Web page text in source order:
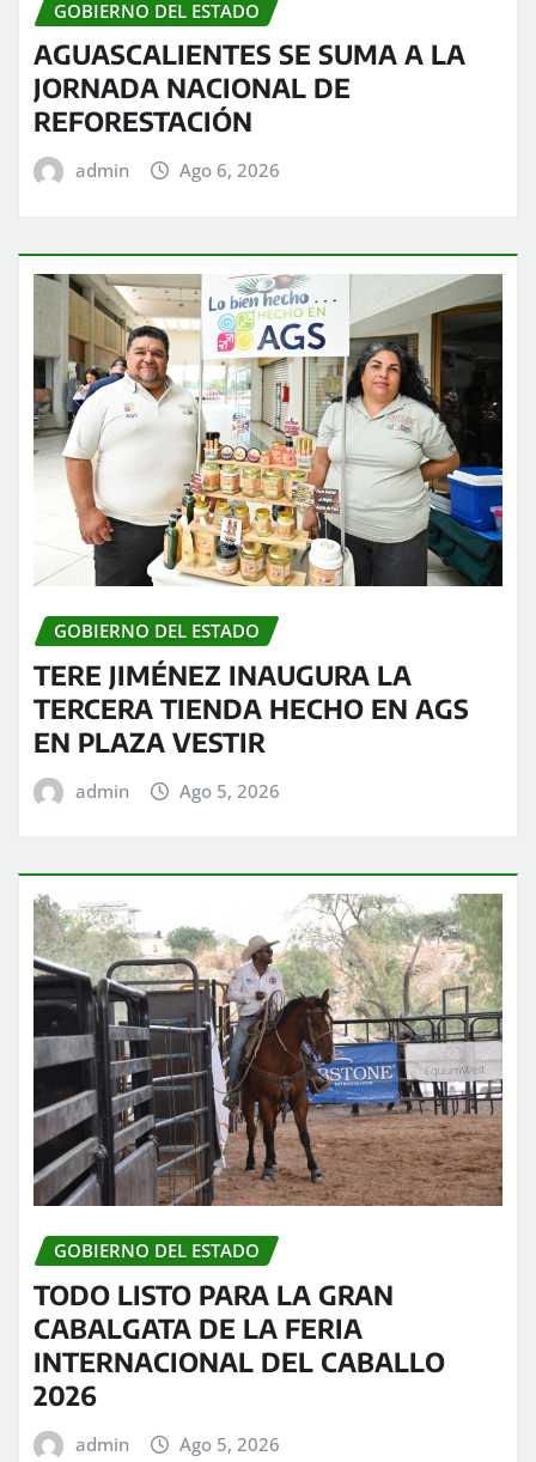
GOBIERNO DEL ESTADO
AGUASCALIENTES SE SUMA A LA
JORNADA NACIONAL DE
REFORESTACIÓN
admin Ago 6, 2026
GOBIERNO DEL ESTADO
TERE JIMÉNEZ INAUGURA LA
TERCERA TIENDA HECHO EN AGS
EN PLAZA VESTIR
admin Ago 5, 2026
GOBIERNO DEL ESTADO
TODO LISTO PARA LA GRAN
CABALGATA DE LA FERIA
INTERNACIONAL DEL CABALLO
2026
admin Ago 5, 2026